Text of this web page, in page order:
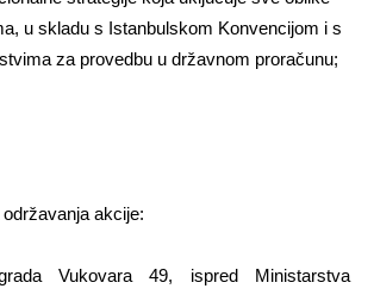
u skladu s Istanbulskom Konvencijom i s
za provedbu u državnom proračunu;
akcije:
Vukovara 49, ispred Ministarstva